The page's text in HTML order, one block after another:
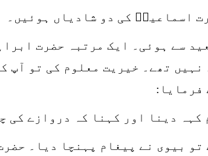
اسماعیلؑ کی دو شادیاں ہوئیں۔
سے ہوئی۔ ایک مرتبہ حضرت
تھے۔ خیریت معلوم کی تو آپ
فرمایا:
کہہ دینا اور کہنا کہ دروازے کی
بیوی نے پیغام پہنچا دیا۔